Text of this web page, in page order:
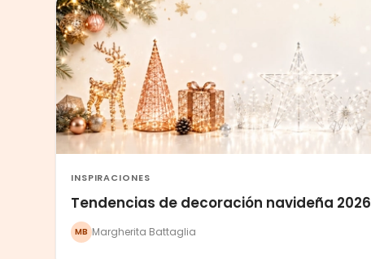
INSPIRACIONES
Tendencias de decoración navideña 2026
MB Margherita Battaglia